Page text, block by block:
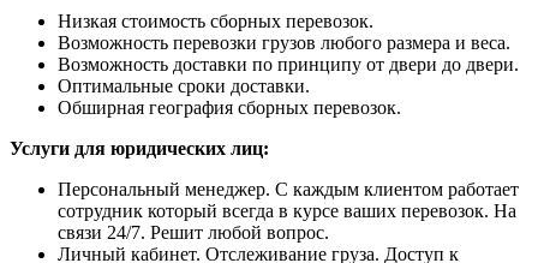
Низкая стоимость сборных перевозок.
Возможность перевозки грузов любого размера и веса.
Возможность доставки по принципу от двери до двери.
Оптимальные сроки доставки.
Обширная география сборных перевозок.
Услуги для юридических лиц:
Персональный менеджер. С каждым клиентом работает
сотрудник который всегда в курсе ваших перевозок. На
связи 24/7. Решит любой вопрос.
Личный кабинет. Отслеживание груза. Доступ к